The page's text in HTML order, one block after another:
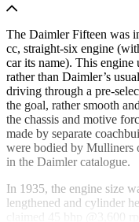
The Daimler Fifteen was
cc, straight-six engine
car its name). This engine
rather than Daimler’s
driving through a pre-
the goal, rather smooth
the chassis and motive
made by separate
were bodied by Mulliners
in the Daimler catalogue.
In 1935, the engine size
lengthened and cylinder
claimed 45 bhp @3,600